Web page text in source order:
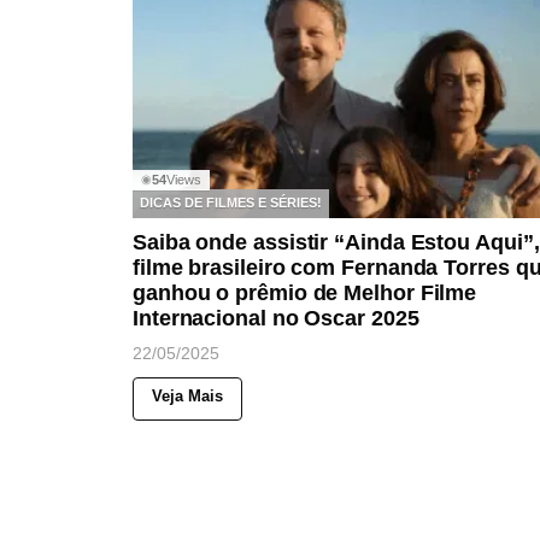
◉54Views
DICAS DE FILMES E SÉRIES!
Saiba onde assistir “Ainda Estou Aqui”,
filme brasileiro com Fernanda Torres
ganhou o prêmio de Melhor Filme
Internacional no Oscar 2025
22/05/2025
Veja Mais